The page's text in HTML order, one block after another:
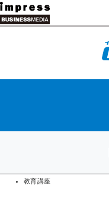
メ
イ
教育講座